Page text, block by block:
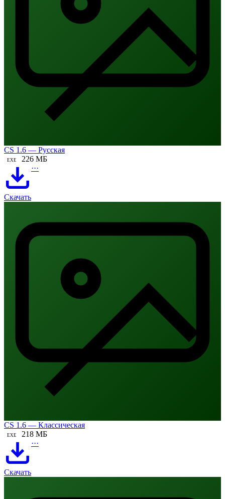
CS 1.6 — Русская
EXE 226 МБ
Скачать
···
CS 1.6 — Классическая
EXE 218 МБ
Скачать
···